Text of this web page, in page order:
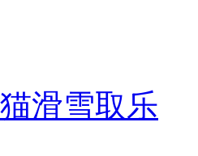
滑雪取乐